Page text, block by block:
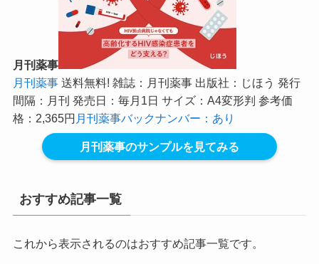
月刊薬事
月刊薬事送料無料! 雑誌：月刊薬事 出版社：じほう 発行
間隔：月刊 発売日：毎月1日 サイズ：A4変形判 参考価
格：2,365円 月刊薬事バックナンバー：あり
月刊薬事のサンプルを見てみる
おすすめ記事一覧
これから表示されるのはおすすめ記事一覧です。